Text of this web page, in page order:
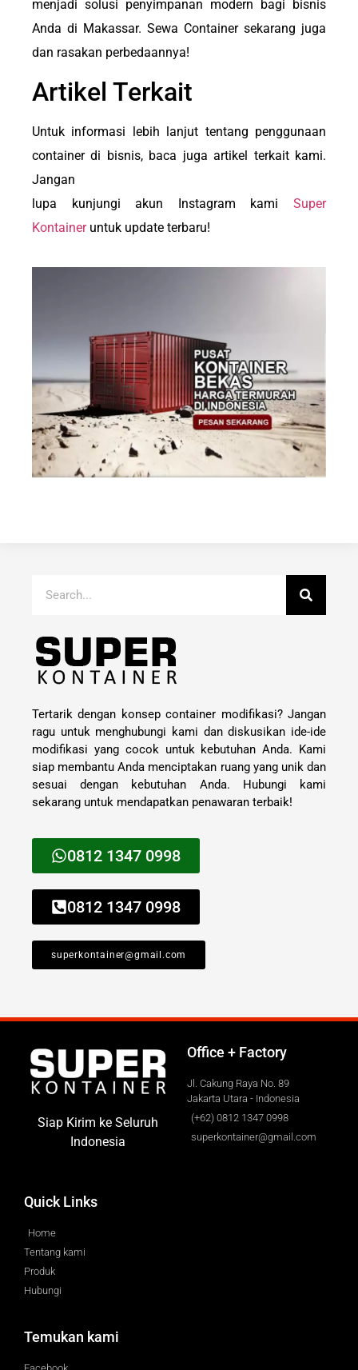
menjadi solusi penyimpanan modern bagi bisnis
Anda di Makassar. Sewa Container sekarang juga
dan rasakan perbedaannya!
Artikel Terkait
Untuk informasi lebih lanjut tentang penggunaan
container di bisnis, baca juga artikel terkait kami.
Jangan
lupa kunjungi akun Instagram kami Super
Kontaineruntuk update terbaru!
Tertarik dengan konsep container modifikasi? Jangan
ragu untuk menghubungi kami dan diskusikan ide-ide
modifikasi yang cocok untuk kebutuhan Anda. Kami
siap membantu Anda menciptakan ruang yang unik dan
sesuai dengan kebutuhan Anda. Hubungi kami
sekarang untuk mendapatkan penawaran terbaik!
0812 1347 0998
0812 1347 0998
superkontainer@gmail.com
Siap Kirim ke Seluruh
Indonesia
Office + Factory
Jl. Cakung Raya No. 89
Jakarta Utara - Indonesia
(+62) 0812 1347 0998
superkontainer@gmail.com
Quick Links
Home
Tentang kami
Produk
Hubungi
Temukan kami